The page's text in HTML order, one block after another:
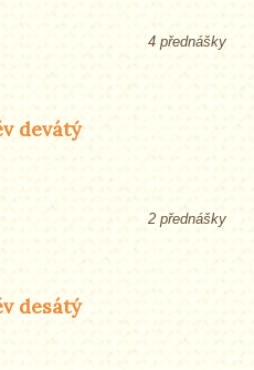
4 přednášky
devátý
2 přednášky
desátý